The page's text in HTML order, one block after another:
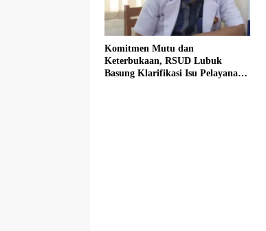
Komitmen Mutu dan
Keterbukaan, RSUD Lubuk
Basung Klarifikasi Isu Pelayanan